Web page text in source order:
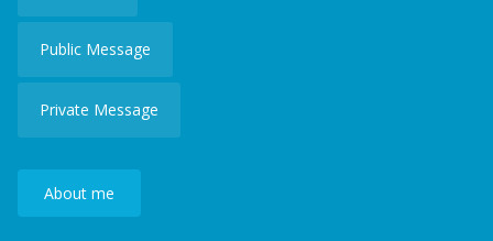
Public Message
Private Message
About me